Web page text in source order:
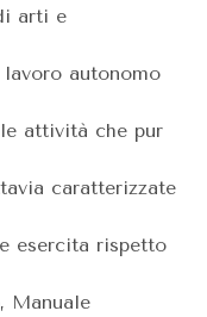
arti e
autonomo
attività che pur
caratterizzate
esercita rispetto
Manuale